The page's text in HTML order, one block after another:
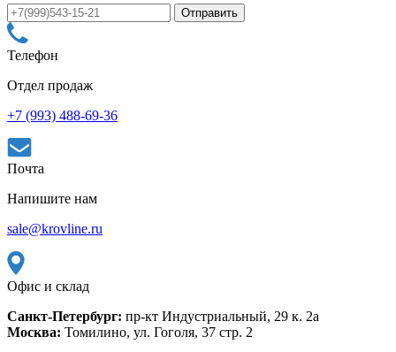
Телефон
Отдел продаж
+7 (993) 488-69-36
Почта
Напишите нам
sale@krovline.ru
Офис и склад
Санкт-Петербург: пр-кт Индустриальный, 29 к. 2а
Москва: Томилино, ул. Гоголя, 37 стр. 2